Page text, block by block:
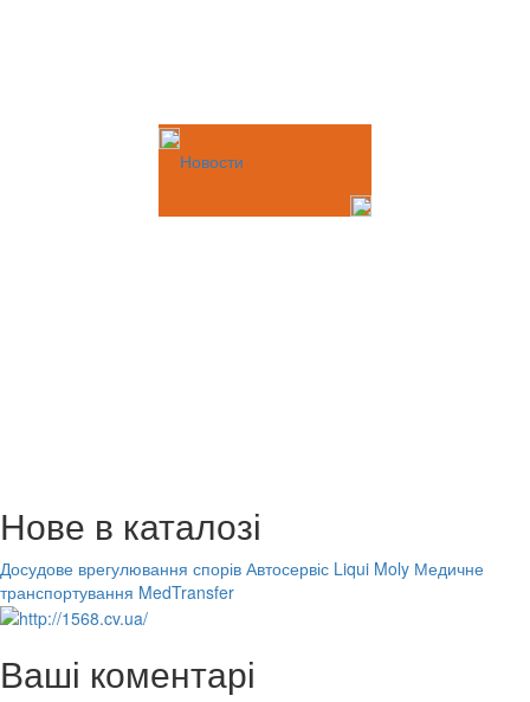
Новости
Нове в каталозі
Досудове врегулювання спорів Автосервіс Liqui Moly Медичне
транспортування MedTransfer
Ваші коментарі